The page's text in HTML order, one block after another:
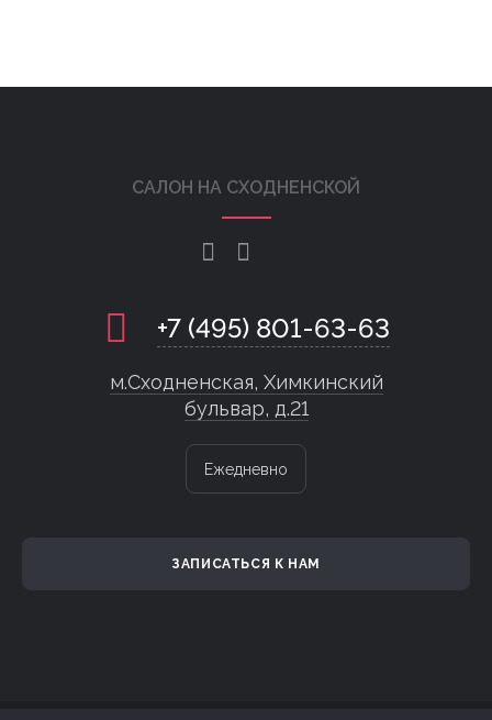
САЛОН НА СХОДНЕНСКОЙ
+7 (495) 801-63-63
м.Сходненская, Химкинский
бульвар, д.21
Ежедневно
ЗАПИСАТЬСЯ К НАМ